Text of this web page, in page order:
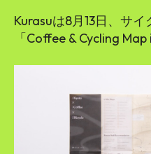
Kurasuは8月13日、サ
「Coffee & Cycling